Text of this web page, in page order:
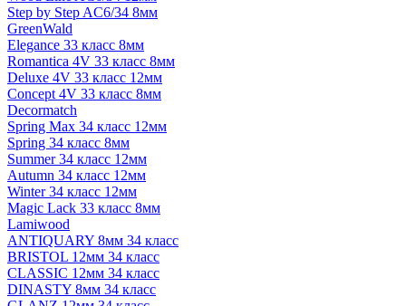
Step by Step AC6/34 8мм
GreenWald
Elegance 33 класс 8мм
Romantica 4V 33 класс 8мм
Deluxe 4V 33 класс 12мм
Concept 4V 33 класс 8мм
Decormatch
Spring Max 34 класс 12мм
Spring 34 класс 8мм
Summer 34 класс 12мм
Autumn 34 класс 12мм
Winter 34 класс 12мм
Magic Lack 33 класс 8мм
Lamiwood
ANTIQUARY 8мм 34 класс
BRISTOL 12мм 34 класс
CLASSIC 12мм 34 класс
DINASTY 8мм 34 класс